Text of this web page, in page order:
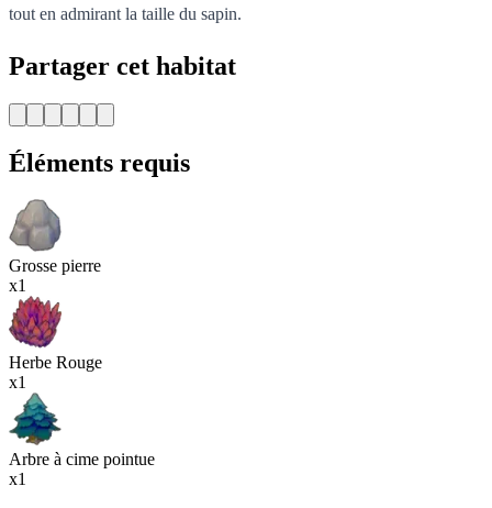
tout en admirant la taille du sapin.
Partager cet habitat
Éléments requis
Grosse pierre
x1
Herbe Rouge
x1
Arbre à cime pointue
x1